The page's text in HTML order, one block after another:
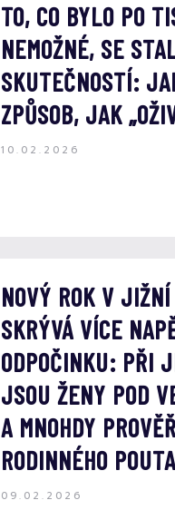
TO, CO BYLO PO
NEMOŽNÉ, SE
SKUTEČNOSTÍ:
ZPŮSOB, JAK
10.02.2026
NOVÝ ROK V
SKRÝVÁ VÍCE
ODPOČINKU: PŘI
JSOU ŽENY POD
A MNOHDY
RODINNÉHO POUTA
09.02.2026